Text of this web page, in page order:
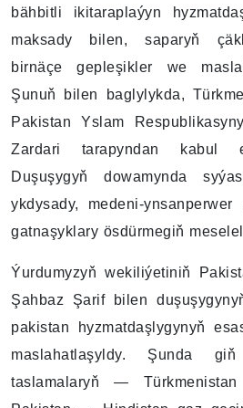
bähbitli ikitaraplaýyn
maksady bilen, saparyň
birnäçe gepleşikler we
Şunuň bilen baglylykda,
Pakistan Yslam
Zardari tarapyndan kabul
Duşuşygyň dowamynda
ykdysady, medeni-
gatnaşyklary ösdürmegiň
Ýurdumyzyň wekiliýetiniň
Şahbaz Şarif bilen
pakistan hyzmatdaşlygynyň
maslahatlaşyldy. Şunda
taslamalaryň —